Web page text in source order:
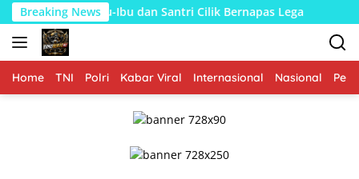
Langsung
ke
konten
Breaking News
Ibu dan Santri Cilik Bernapas Lega Menyusun
Home TNI Polri Kabar Viral Internasional Nasional